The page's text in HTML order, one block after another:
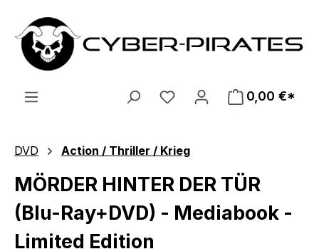
Zum Hauptinhalt springen
0,00 €*
DVD Action / Thriller / Krieg
MÖRDER HINTER DER TÜR
(Blu-Ray+DVD) - Mediabook -
Limited Edition